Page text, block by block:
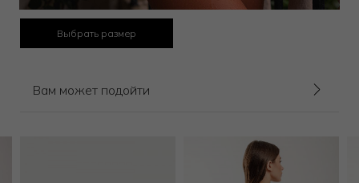
Выбрать размер
Вам может подойти